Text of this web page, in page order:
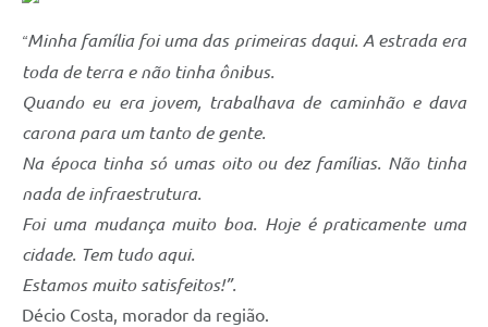
“Minha família foi uma das primeiras daqui. A estrada era
toda de terra e não tinha ônibus.
Quando eu era jovem, trabalhava de caminhão e dava
carona para um tanto de gente.
Na época tinha só umas oito ou dez famílias. Não tinha
nada de infraestrutura.
Foi uma mudança muito boa. Hoje é praticamente uma
cidade. Tem tudo aqui.
Estamos muito satisfeitos!”.
Décio Costa, morador da região.